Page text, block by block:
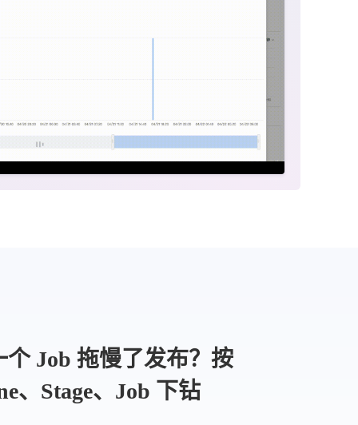
个 Job 拖慢了发布？按
、Stage、Job 下钻